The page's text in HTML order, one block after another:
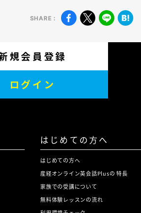
SHARE：
規会員登録
ログイン
はじめての方へ
はじめての方へ
産経オンライン英会話Plusの 特長
家族での受講について
無料体験レッスンの流れ